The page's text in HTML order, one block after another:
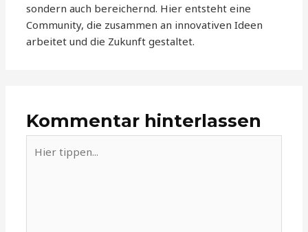
sondern auch bereichernd. Hier entsteht eine
Community, die zusammen an innovativen Ideen
arbeitet und die Zukunft gestaltet.
Kommentar hinterlassen
tippen...